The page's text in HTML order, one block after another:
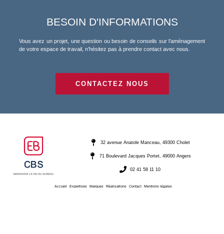
BESOIN D'INFORMATIONS
Vous avez un projet, une question ou besoin de conseils sur l’aménagement
de votre espace de travail, n’hésitez pas à prendre contact avec nous.
CONTACTEZ NOUS
32 avenue Anatole Manceau, 49300 Cholet
71 Boulevard Jacques Portet, 49000 Angers
02 41 58 11 10
Accueil Expertises Marques Réalisations Contact Mentions légales